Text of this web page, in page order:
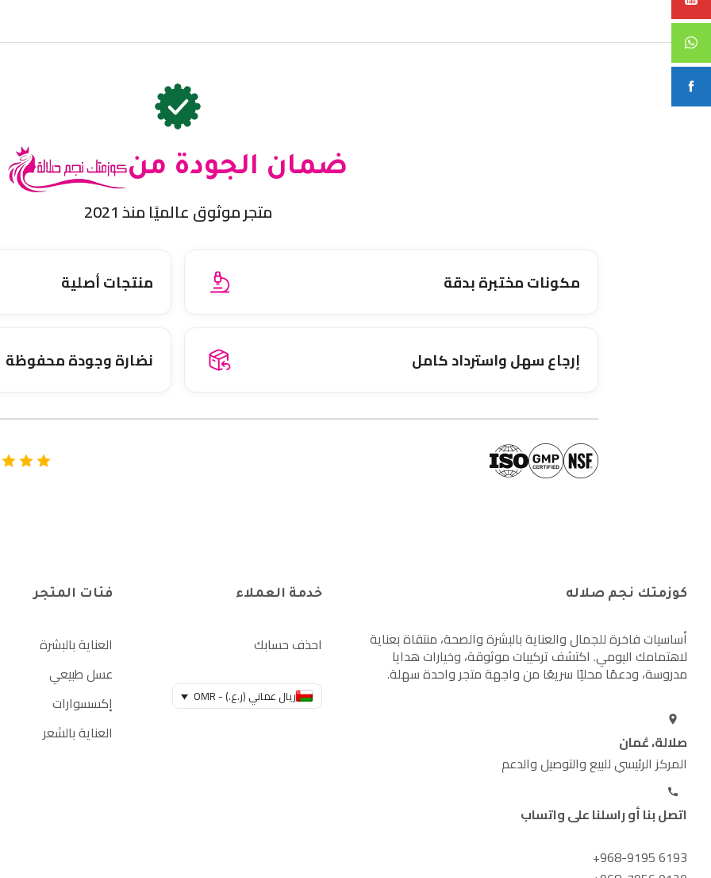
ضمان الجودة من
متجر موثوق عالميًا منذ 2021
مكونات مختبرة بدقة منتجات أصلية
إرجاع سهل واسترداد كامل نضارة وجودة محفوظة
كوزمتك نجم صلاله
أساسيات فاخرة للجمال والعناية بالبشرة والصحة، منتقاة بعناية
لاهتمامك اليومي. اكتشف تركيبات موثوقة، وخيارات هدايا
مدروسة، ودعمًا محليًا سريعًا من واجهة متجر واحدة سهلة.
صلالة، عُمان
المركز الرئيسي للبيع والتوصيل والدعم
اتصل بنا أو راسلنا على واتساب
+968-9195 6193
خدمة العملاء
احذف حسابك
ريال عماني (ر.ع.) - OMR
فئات المتجر
العناية بالبشرة
عسل طبيعي
إكسسوارات
العناية بالشعر